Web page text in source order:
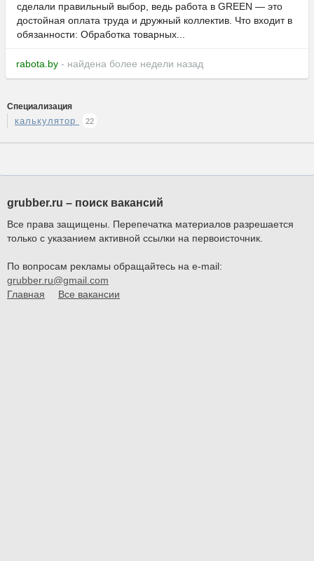
сделали правильный выбор, ведь работа в GREEN — это
достойная оплата труда и дружный коллектив. Что входит в
обязанности: Обработка товарных...
rabota.by - найдена более недели назад
Специализация
калькулятор 22
grubber.ru – поиск вакансий
Все права защищены. Перепечатка материалов разрешается
только с указанием активной ссылки на первоисточник.
По вопросам рекламы обращайтесь на e-mail:
grubber.ru@gmail.com
Главная
Все вакансии